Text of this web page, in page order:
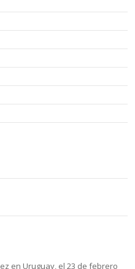
en Uruguay, el 23 de febrero